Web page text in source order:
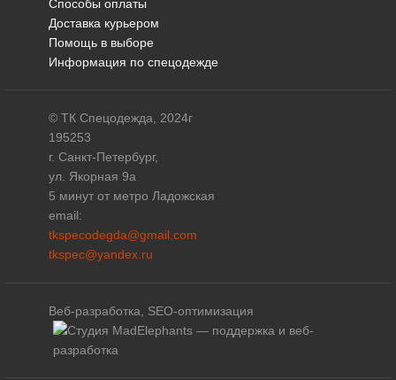
Способы оплаты
Доставка курьером
Помощь в выборе
Информация по спецодежде
© ТК Спецодежда, 2024г
195253
г. Санкт-Петербург,
ул. Якорная 9а
5 минут от метро Ладожская
email:
tkspecodegda@gmail.com
tkspec@yandex.ru
Веб-разработка, SEO-оптимизация